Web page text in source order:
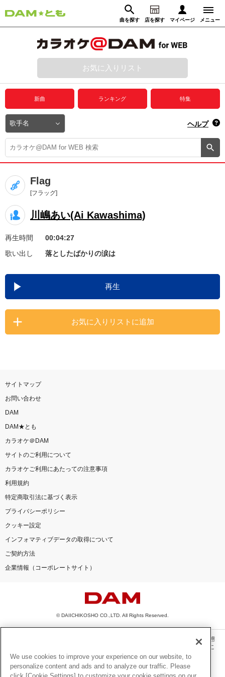
曲を探す 店を探す マイページ メニュー
動画からさがす 録音からさがす
ログイン
プレミアムサービス
DAM★とも動画
DAM★とも録音
カラオケ＠DAM
ユーザー検索
キャンペーン
お知らせ よくあるご質問
DAMの新曲・ランキングなど
カラオケ最新情報をチェック！
お気に入りリスト
新曲 ランキング 特集
ヘルプ
Flag
[フラッグ]
川嶋あい(Ai Kawashima)
再生時間
00:04:27
歌い出し
落としたばかりの涙は
再生
お気に入りリストに追加
サイトマップ
お問い合わせ
DAM
DAM★とも
カラオケ＠DAM
サイトのご利用について
カラオケご利用にあたっての注意事項
利用規約
特定商取引法に基づく表示
プライバシーポリシー
クッキー設定
インフォマティブデータの取得について
ご契約方法
企業情報（コーポレートサイト）
© DAIICHIKOSHO CO.,LTD. All Rights Reserved.
このサイトに掲載されている一切の文章・画像・写真・動画・音声等を、手段や形態
を問わず、著作権法の定める範囲を超えて無断で複製、転載、ファイル化などするこ
とを禁じます。
楽曲及びコンテンツは、機種によりご利用いただけない場合があります。
We use cookies to improve your experience on our website, to
personalize content and ads and to analyze our traffic. Please